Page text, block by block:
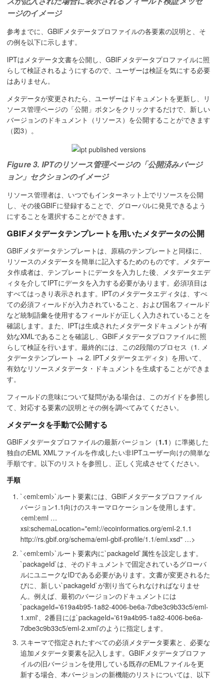
ージのイメージ
参考までに、GBIFメタデータプロファイルの各要素の説明と、そ
の例を以下に示します。
IPTはメタデータ文書を公開し、GBIFメタデータプロファイルに照
らして検証されるようにするので、ユーザーは検証を気にする必要
はありません。
メタデータが変更されたら、ユーザーはドキュメントを更新し、リ
ソース管理ページの「公開」ボタンをクリックするだけで、新しい
バージョンのドキュメント（リソース）を公開することができます
（図3）。
Figure 3. IPTのリソース管理ページの「公開済みバージ
ョン」セクションのイメージ
リソース管理者は、いつでもインターネット上でリソースを公開
し、その後GBIFに登録することで、グローバルに発見できるよう
にすることを選択することができます。
GBIFメタデータテンプレートを用いたメタデータの公開
GBIFメタデータテンプレートは、原稿のテンプレートと同様に、
リソースのメタデータを簡単に記入するためのものです。メタデー
タ作成者は、テンプレートにデータを入力した後、メタデータエデ
ィタを介してIPTにデータを入力する必要があります。必須項目は
すべてはっきり表示されます。IPTのメタデータエディタは、すべ
ての必須フィールドが入力されていること、および国名フィールド
など統制語彙を使用するフィールドが正しく入力されていることを
確認します。また、IPTは生成されたメタデータドキュメントが有
効なXMLであることを確認し、GBIFメタデータプロファイルに照
らして検証を行います。最終的には、この2段階のプロセス（1. メ
タデータテンプレート → 2. IPTメタデータエディタ）を用いて、
有効なリソースメタデータ・ドキュメントを生成することができま
す。
フィールドの意味について疑問がある場合は、このガイドを参照し
て、対応する要素の説明とその例を調べてみてください。
メタデータを手動で公開する
GBIFメタデータプロファイルの最新バージョン（1.1 ）に準拠した
独自のEML XMLファイルを作成したい非IPTユーザー向けの簡単な
手順です。以下のリストを参照し、正しく完成させてください。
手順
`<eml:eml>`ルート要素には、GBIFメタデータプロファイル
バージョン1.1向けのスキーマロケーションを使用します。
<eml:eml …​
xsi:schemaLocation="eml://ecoinformatics.org/eml-2.1.1
http://rs.gbif.org/schema/eml-gbif-profile/1.1/eml.xsd" …​>
`<eml:eml>`ルート要素内に`packageId`属性を設定します。
`packageId`は、そのドキュメントで固定されているグローバ
ルにユニークなIDである必要があります。文書が変更されるた
びに、新しい`packageId`が割り当てられなければなりませ
ん。例えば、最初のバージョンのドキュメントには
`packageId='619a4b95-1a82-4006-be6a-7dbe3c9b33c5/eml-
1.xml'、2番目には`packageId='619a4b95-1a82-4006-be6a-
7dbe3c9b33c5/eml-2.xml’のように指定します。
スキーマで指定されたすべての必須メタデータ要素と、必要な
追加メタデータ要素を記入します。GBIFメタデータプロファ
イルの旧バージョンを使用している既存のEMLファイルを更
新する場合、本バージョンの新機能のリストについては、以下